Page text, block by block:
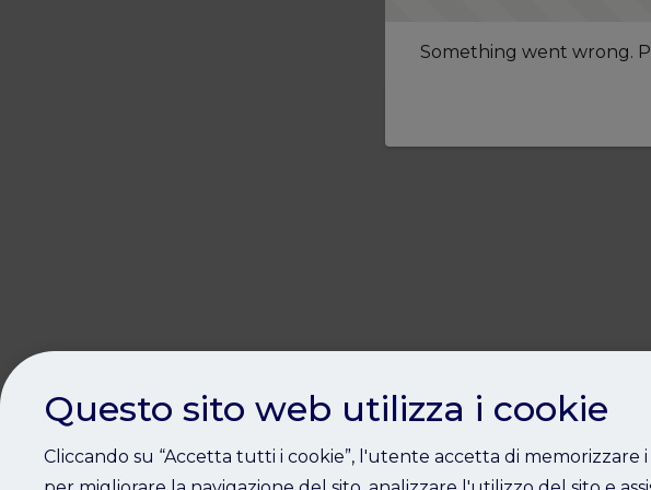
Something went wrong.
Questo sito web utilizza i cookie
Cliccando su “Accetta tutti i cookie”, l'utente accetta di memorizzare